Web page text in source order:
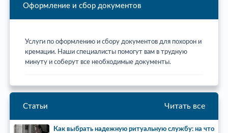
Оформление и сбор документов
Услуги по оформлению и сбору документов для похорон и
кремации. Наши специалисты помогут вам в трудную
минуту и соберут все необходимые документы.
Статьи Читать все
Как выбрать надежную ритуальную службу: на что